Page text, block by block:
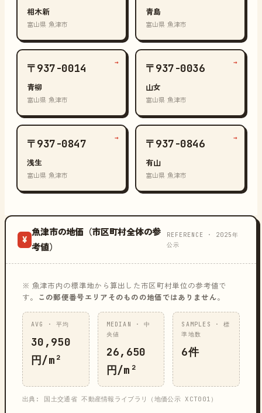
相木新
富山県 魚津市
青島
富山県 魚津市
〒937-0014
青柳
富山県 魚津市
→ 〒937-0036
山女
富山県 魚津市
→
〒937-0847
浅生
富山県 魚津市
→ 〒937-0846
有山
富山県 魚津市
→
¥
魚津市の地価（市区町村全体の参
考値）
REFERENCE · 2025年
公示
※ 魚津市内の標準地から算出した市区町村単位の参考値で
す。
この郵便番号エリアそのものの地価ではありません。
AVG · 平均
30,950
円/m²
MEDIAN · 中
央値
26,650
円/m²
SAMPLES · 標
準地数
6件
出典: 国土交通省 不動産情報ライブラリ（地価公示 XCT001）